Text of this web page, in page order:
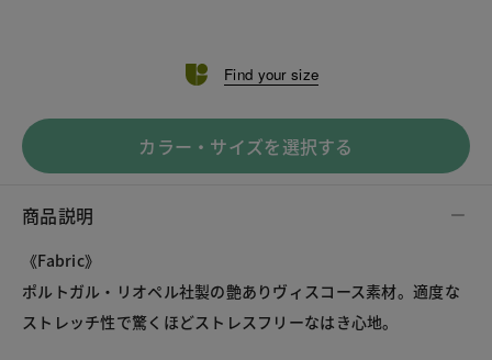
Find your size
カラー・サイズを選択する
商品説明
《Fabric》
ポルトガル・リオペル社製の艶ありヴィスコース素材。適度な
ストレッチ性で驚くほどストレスフリーなはき心地。